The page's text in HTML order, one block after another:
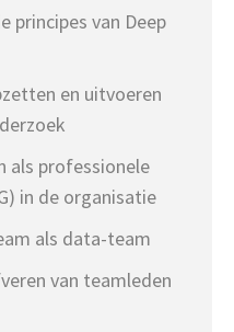
principes van Deep
en uitvoeren
als professionele
in de organisatie
als data-team
van teamleden